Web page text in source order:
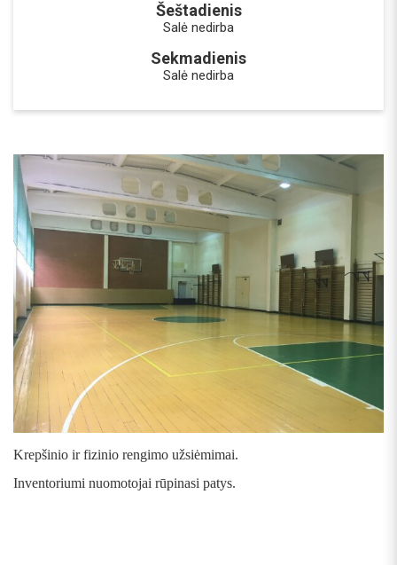
Šeštadienis
Salė nedirba
Sekmadienis
Salė nedirba
Krepšinio ir fizinio rengimo užsiėmimai.
Inventoriumi nuomotojai rūpinasi patys.